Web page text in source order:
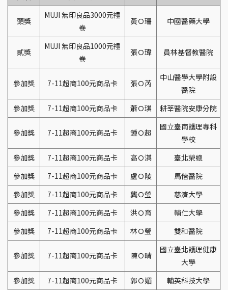
頭獎
MUJI 無印良品3000元禮
卷
黃Ｏ珊 中國醫藥大學
貳獎
MUJI 無印良品1000元禮
卷
張Ｏ瑋 員林基督教醫院
參加獎 7-11超商100元商品卡 張Ｏ芮
中山醫學大學附設
醫院
參加獎
7-11超商100元商品卡 蕭Ｏ琪 耕莘醫院安康分院
參加獎 7-11超商100元商品卡 鍾Ｏ超
國立臺南護理專科
學校
參加獎
7-11超商100元商品卡 高Ｏ淇
臺北榮總
參加獎
7-11超商100元商品卡 盧Ｏ陵
馬偕醫院
參加獎
7-11超商100元商品卡 龔Ｏ瑩
慈濟大學
參加獎
7-11超商100元商品卡 洪Ｏ育
輔仁大學
參加獎
7-11超商100元商品卡 林Ｏ瑩 雙和醫院
參加獎 7-11超商100元商品卡 陳Ｏ晴
國立臺北護理健康
大學
參加獎
7-11超商100元商品卡 郭Ｏ媚
輔英科技大學